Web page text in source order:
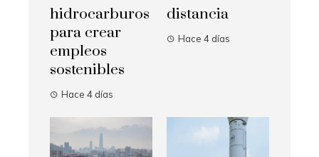
hidrocarburos
para crear
empleos
sostenibles
Hace 4 días
distancia
Hace 4 días